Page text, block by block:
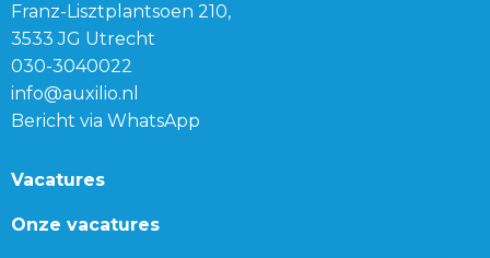
Franz-Lisztplantsoen 210,
3533 JG Utrecht
030-3040022
info@auxilio.nl
Bericht via WhatsApp
Vacatures
Onze vacatures